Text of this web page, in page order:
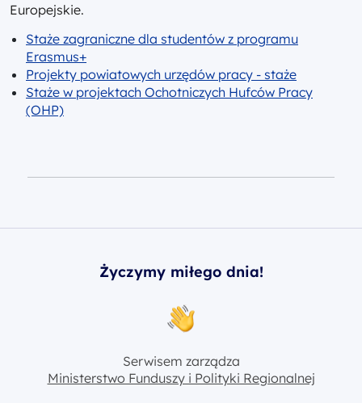
Europejskie.
Staże zagraniczne dla studentów z programu
Erasmus+
Projekty powiatowych urzędów pracy - staże
Staże w projektach Ochotniczych Hufców Pracy
(OHP)
Życzymy miłego dnia!
Serwisem zarządza
Ministerstwo Funduszy i Polityki Regionalnej